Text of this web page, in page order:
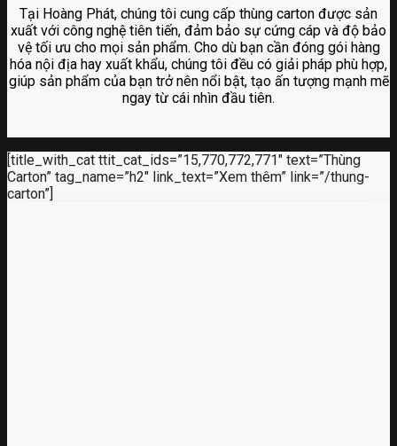
Tại Hoàng Phát, chúng tôi cung cấp thùng carton được sản
xuất với công nghệ tiên tiến, đảm bảo sự cứng cáp và độ bảo
vệ tối ưu cho mọi sản phẩm. Cho dù bạn cần đóng gói hàng
hóa nội địa hay xuất khẩu, chúng tôi đều có giải pháp phù hợp,
giúp sản phẩm của bạn trở nên nổi bật, tạo ấn tượng mạnh mẽ
ngay từ cái nhìn đầu tiên.
[title_with_cat ttit_cat_ids=”15,770,772,771″ text=”Thùng
Carton” tag_name=”h2″ link_text=”Xem thêm” link=”/thung-
carton”]